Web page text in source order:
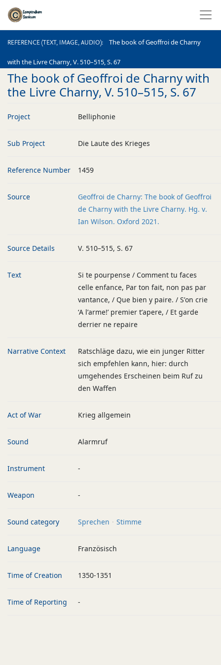
REFERENCE (TEXT, IMAGE, AUDIO) The book of Geoffroi de Charny
with the Livre Charny, V. 510–515, S. 67
REFERENCE (TEXT, IMAGE, AUDIO)
The book of Geoffroi de Charny with
the Livre Charny, V. 510–515, S. 67
Project Belliphonie
Sub Project Die Laute des Krieges
Reference Number 1459
Source
Geoffroi de Charny: The book of Geoffroi
de Charny with the Livre Charny. Hg. v.
Ian Wilson. Oxford 2021.
Source Details V. 510–515, S. 67
Text
Si te pourpense / Comment tu faces
celle enfance, Par ton fait, non pas par
vantance, / Que bien y paire. / S’on crie
‘A l’arme!’ premier t’apere, / Et garde
derrier ne repaire
Narrative Context
Ratschläge dazu, wie ein junger Ritter
sich empfehlen kann, hier: durch
umgehendes Erscheinen beim Ruf zu
den Waffen
Act of War Krieg allgemein
Sound Alarmruf
Instrument -
Weapon -
Sound category Sprechen Stimme
Language Französisch
Time of Creation 1350-1351
Time of Reporting -